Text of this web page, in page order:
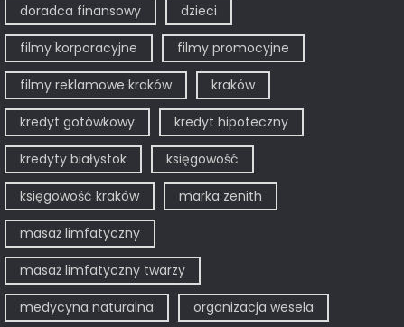
doradca finansowy dzieci
filmy korporacyjne filmy promocyjne
filmy reklamowe kraków kraków
kredyt gotówkowy kredyt hipoteczny
kredyty białystok księgowość
księgowość kraków marka zenith
masaż limfatyczny
masaż limfatyczny twarzy
medycyna naturalna organizacja wesela